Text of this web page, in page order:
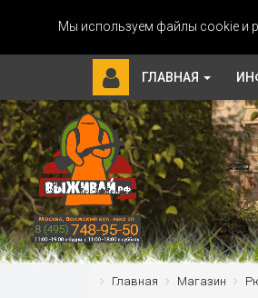
Мы используем файлы cookie и
ГЛАВНАЯ
Главная Магазин